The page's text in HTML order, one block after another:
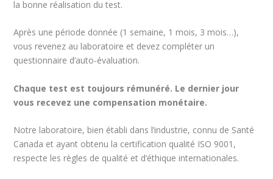
la bonne réalisation du test.
Après une période donnée (1 semaine, 1 mois, 3 mois…),
vous revenez au laboratoire et devez compléter un
questionnaire d’auto-évaluation.
Chaque test est toujours rémunéré. Le dernier jour
vous recevez une compensation monétaire.
Notre laboratoire, bien établi dans l’industrie, connu de Santé
Canada et ayant obtenu la certification qualité ISO 9001,
respecte les règles de qualité et d’éthique internationales.